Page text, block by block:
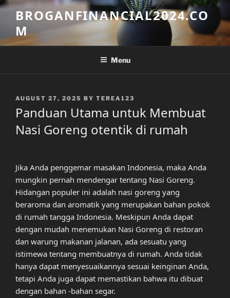
Skip
content
BROGANFINANCIAL2024.CO
M
Menu
POSTED
AUGUST 27, 2025 BY TEREA123
Panduan Utama untuk Membuat
Nasi Goreng otentik di rumah
Jika Anda penggemar masakan Indonesia, maka Anda
mungkin pernah mendengar tentang Nasi Goreng.
Hidangan populer ini adalah nasi goreng yang
beraroma dan aromatik yang merupakan bahan pokok
di rumah tangga Indonesia. Meskipun Anda dapat
dengan mudah menemukan Nasi Goreng di restoran
dan warung makanan jalanan, ada sesuatu yang
istimewa tentang membuatnya di rumah. Anda tidak
hanya dapat menyesuaikannya sesuai keinginan Anda,
tetapi Anda juga dapat memastikan bahwa itu dibuat
dengan bahan -bahan segar.